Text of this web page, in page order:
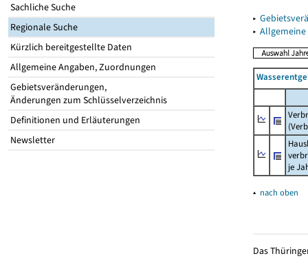
Sachliche Suche
Regionale Suche
Kürzlich bereitgestellte Daten
Allgemeine Angaben, Zuordnungen
Gebietsveränderungen,
Änderungen zum Schlüsselverzeichnis
Definitionen und Erläuterungen
Newsletter
▸
▸
je
▴ nach oben
Das